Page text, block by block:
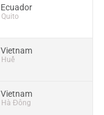
Ecuador
Quito
Vietnam
Huế
Vietnam
Hà Đông